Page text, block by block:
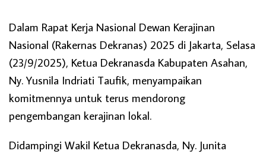
Dalam Rapat Kerja Nasional Dewan Kerajinan
Nasional (Rakernas Dekranas) 2025 di Jakarta, Selasa
(23/9/2025), Ketua Dekranasda Kabupaten Asahan,
Ny. Yusnila Indriati Taufik, menyampaikan
komitmennya untuk terus mendorong
pengembangan kerajinan lokal.
Didampingi Wakil Ketua Dekranasda, Ny. Junita